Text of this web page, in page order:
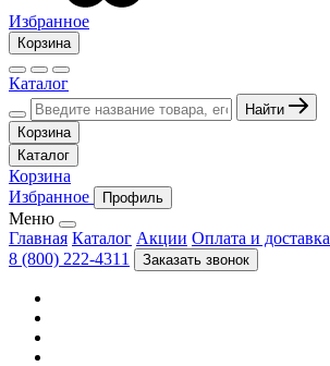
Избранное
Корзина
Каталог
Найти
Корзина
Каталог
Корзина
Избранное
Профиль
Меню
Главная Каталог Акции Оплата и доставка
8 (800) 222-4311
Заказать звонок